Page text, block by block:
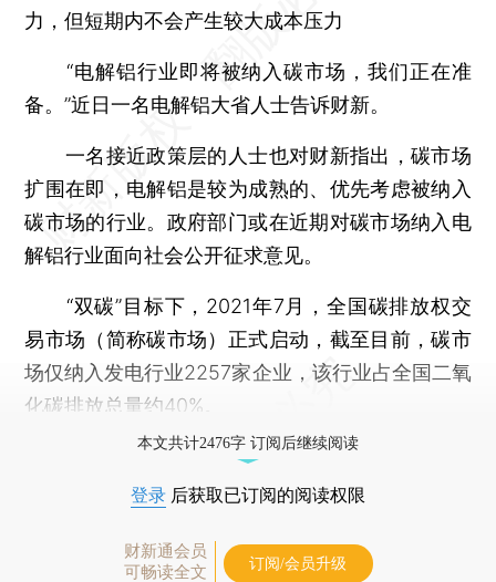
力，但短期内不会产生较大成本压力
“电解铝行业即将被纳入碳市场，我们正在准
备。”近日一名电解铝大省人士告诉财新。
一名接近政策层的人士也对财新指出，碳市场
扩围在即，电解铝是较为成熟的、优先考虑被纳入
碳市场的行业。政府部门或在近期对碳市场纳入电
解铝行业面向社会公开征求意见。
“双碳”目标下，2021年7月，全国碳排放权交
易市场（简称碳市场）正式启动，截至目前，碳市
场仅纳入发电行业2257家企业，该行业占全国二氧
化碳排放总量约40%。
本文共计2476字 订阅后继续阅读
登录 后获取已订阅的阅读权限
财新通会员
可畅读全文
订阅/会员升级